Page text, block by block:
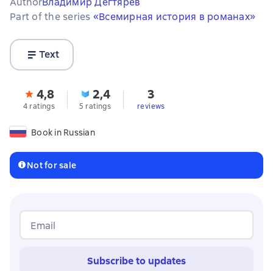
Part of the series «Всемирная история в романах»
Text
4,8
4 ratings
2,4
5 ratings
3
reviews
Book in Russian
Not for sale
Email
Subscribe to updates